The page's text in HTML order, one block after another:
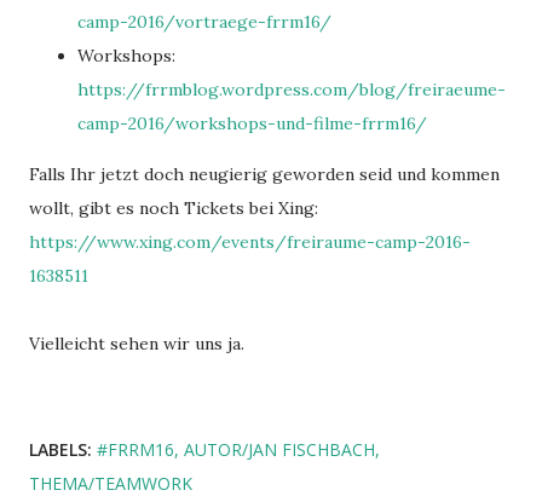
camp-2016/vortraege-frrm16/
Workshops:
https://frrmblog.wordpress.com/blog/freiraeume-
camp-2016/workshops-und-filme-frrm16/
Falls Ihr jetzt doch neugierig geworden seid und kommen
wollt, gibt es noch Tickets bei Xing:
https://www.xing.com/events/freiraume-camp-2016-
1638511
Vielleicht sehen wir uns ja.
LABELS: #FRRM16 AUTOR/JAN FISCHBACH
THEMA/TEAMWORK